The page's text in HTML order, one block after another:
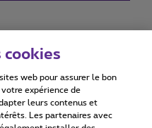
Accessibility statement
cookies
web pour assurer le bon
expérience de
leurs contenus et
Les partenaires avec